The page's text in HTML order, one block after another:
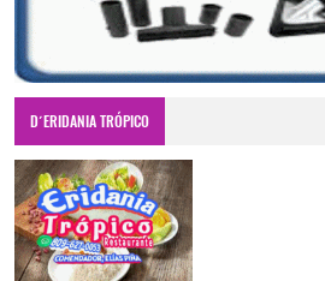
D´ERIDANIA TRÓPICO